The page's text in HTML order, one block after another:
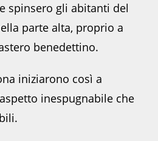
spinsero gli abitanti del
parte alta, proprio a
benedettino.
iniziarono così a
inespugnabile che